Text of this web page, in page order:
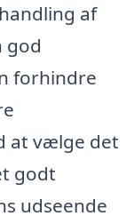
af
god
forhindre
at vælge det
godt
udseende